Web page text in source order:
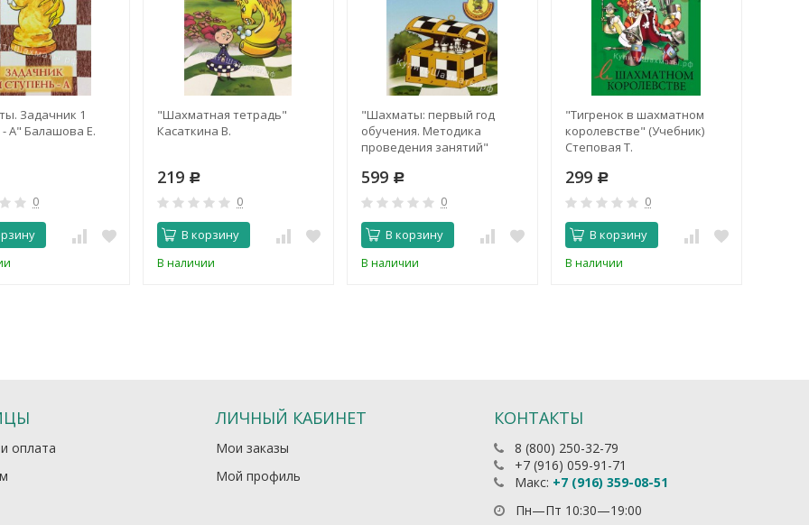
Задачник 1
- А" Балашова Е.
0
"Шахматная тетрадь"
Касаткина В.
219 Р
0
В корзину
В наличии
"Шахматы: первый год
обучения. Методика
проведения занятий"
599 Р
0
В корзину
В наличии
"Тигренок в шахматном
королевстве" (Учебник)
Степовая Т.
299 Р
0
В корзину
В наличии
оплата
ЛИЧНЫЙ КАБИНЕТ
Мои заказы
Мой профиль
КОНТАКТЫ
8 (800) 250-32-79
+7 (916) 059-91-71
Макс: +7 (916) 359-08-51
Пн—Пт 10:30—19:00